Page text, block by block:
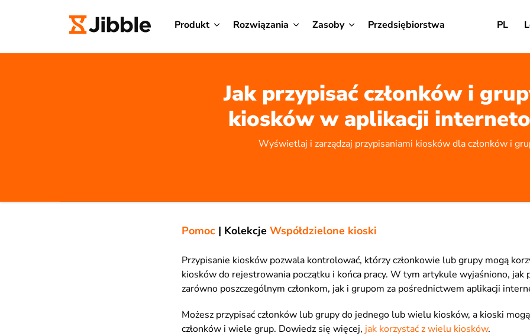
Produkt Rozwiązania Zasoby Przedsiębiorstwa PL
Jak przypisać członków i
kiosków w aplikacji
Wyświetlaj i zarządzaj przypisaniami kiosków dla członków i
Pomoc | Kolekcje Współdzielone kioski
Przypisanie kiosków pozwala kontrolować, którzy członkowie lub grupy mogą
kiosków do rejestrowania początku i końca pracy. W tym artykule wyjaśniono, jak
zarówno poszczególnym członkom, jak i grupom za pośrednictwem aplikacji
Możesz przypisać członków lub grupy do jednego lub wielu kiosków, a kioski
członków i wiele grup. Dowiedz się więcej, jak korzystać z wielu kiosków.